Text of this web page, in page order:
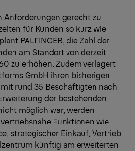
Anforderungen gerecht zu
für Kunden so kurz wie
PALFINGER, die Zahl der
am Standort von derzeit
zu erhöhen. Zudem verlagert
GmbH ihren bisherigen
rund 35 Beschäftigten nach
der bestehenden
möglich war, werden
Funktionen wie
strategischer Einkauf, Vertrieb
künftig am erweiterten